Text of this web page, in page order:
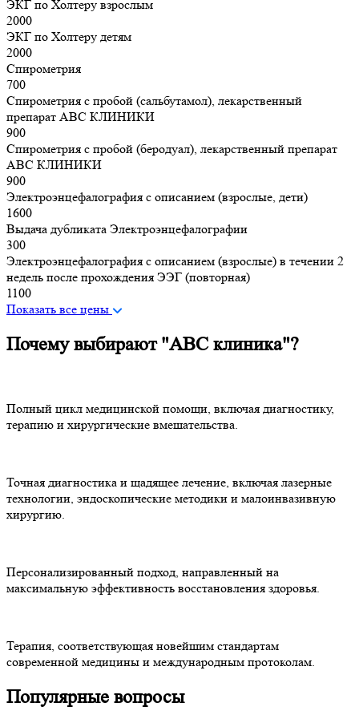
ЭКГ по Холтеру взрослым
2000
ЭКГ по Холтеру детям
2000
Спирометрия
700
Спирометрия с пробой (сальбутамол), лекарственный
препарат АВС КЛИНИКИ
900
Спирометрия с пробой (беродуал), лекарственный препарат
АВС КЛИНИКИ
900
Электроэнцефалография с описанием (взрослые, дети)
1600
Выдача дубликата Электроэнцефалографии
300
Электроэнцефалография с описанием (взрослые) в течении 2
недель после прохождения ЭЭГ (повторная)
1100
Показать все цены
Почему выбирают "ABC клиника"?
Полный цикл медицинской помощи, включая диагностику,
терапию и хирургические вмешательства.
Точная диагностика и щадящее лечение, включая лазерные
технологии, эндоскопические методики и малоинвазивную
хирургию.
Персонализированный подход, направленный на
максимальную эффективность восстановления здоровья.
Терапия, соответствующая новейшим стандартам
современной медицины и международным протоколам.
Популярные вопросы